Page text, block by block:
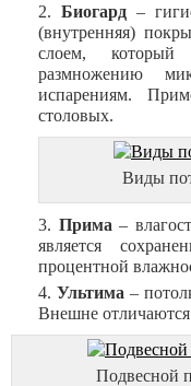
Биогард–
(внутренняя)
слоем, который
размножению
испарениям.
столовых.
Виды
Прима –
является
процентной
Ультима –
Внешне
Подвесной